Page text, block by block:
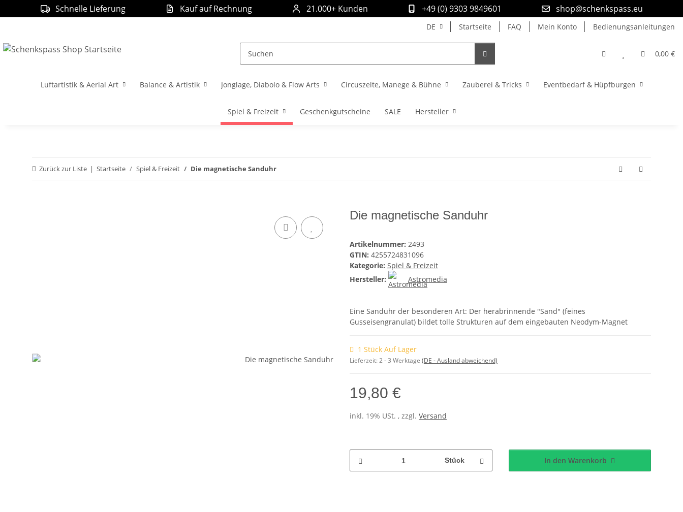
Schnelle Lieferung Kauf auf Rechnung 21.000+ Kunden +49 (0) 9303 9849601 shop@schenkspass.eu
DE Startseite FAQ Mein Konto Bedienungsanleitungen
0,00 €
Luftartistik & Aerial Art Balance & Artistik Jonglage, Diabolo & Flow Arts Circuszelte, Manege & Bühne Zauberei & Tricks Eventbedarf & Hüpfburgen
Spiel & Freizeit Geschenkgutscheine SALE Hersteller
Zurück zur Liste Startseite Spiel & Freizeit Die magnetische Sanduhr
Die magnetische Sanduhr
Artikelnummer: 2493
GTIN: 4255724831096
Kategorie: Spiel & Freizeit
Hersteller:
Astromedia
Eine Sanduhr der besonderen Art: Der herabrinnende "Sand" (feines
Gusseisengranulat) bildet tolle Strukturen auf dem eingebauten Neodym-Magnet
1 Stück Auf Lager
Lieferzeit:2 - 3 Werktage (DE - Ausland abweichend)
19,80 €
inkl. 19% USt. , zzgl. Versand
Stück In den Warenkorb